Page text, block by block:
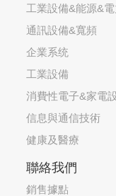
工業設備&能源&電
通訊設備&寬頻
企業系统
工業設備
消費性電子&家電
信息與通信技術
健康及醫療
聯絡我們
銷售據點